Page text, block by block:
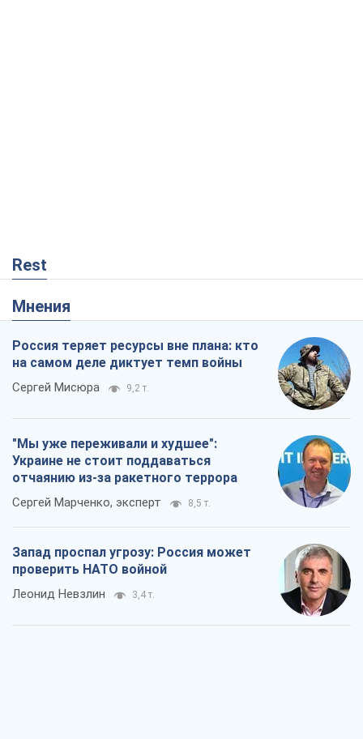
Rest
Мнения
Россия теряет ресурсы вне плана: кто
на самом деле диктует темп войны
Сергей Мисюра 9,2 т.
"Мы уже переживали и худшее":
Украине не стоит поддаваться
отчаянию из-за ракетного террора
Сергей Марченко, эксперт 8,5 т.
Запад проспал угрозу: Россия может
проверить НАТО войной
Леонид Невзлин 3,4 т.